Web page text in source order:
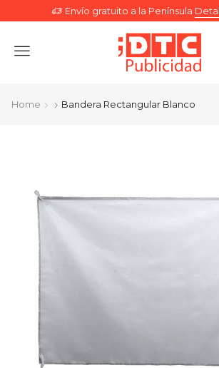
Envío gratuito a la Península
Menu
Home Bandera Rectangular Blanco